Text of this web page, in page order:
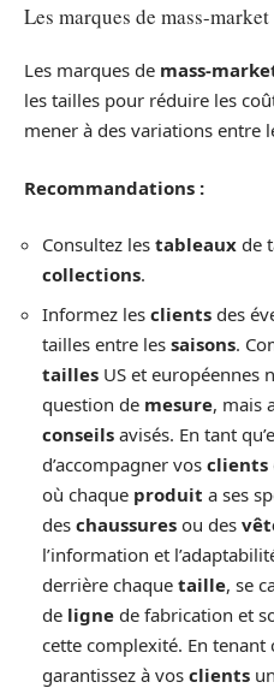
Les marques de mass-
Les marques de mass-
les tailles pour réduire les
mener à des variations entre
Recommandations :
Consultez les tableaux de
collections.
Informez les clients des
tailles entre les saisons.
tailles US et européennes
question de mesure, mais
conseils avisés. En tant
d’accompagner vos clients
où chaque produit a ses
des chaussures ou des
l’information et
derrière chaque taille, se
de ligne de fabrication et
cette complexité. En tenant
garantissez à vos clients